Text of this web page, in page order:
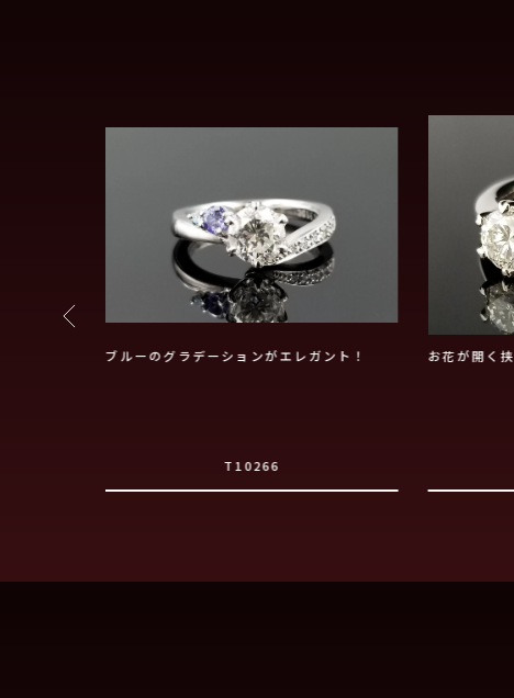
ブルーのグラデーションがエレガント！
T10266
お花が開く